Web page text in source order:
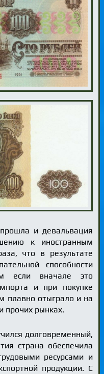
и девальвация
к иностранным
что в результате
способности
если вначале это
и при покупке
плавно отыграло и на
прочих рынках.
долговременный,
страна обеспечила
ресурсами и
продукции. С